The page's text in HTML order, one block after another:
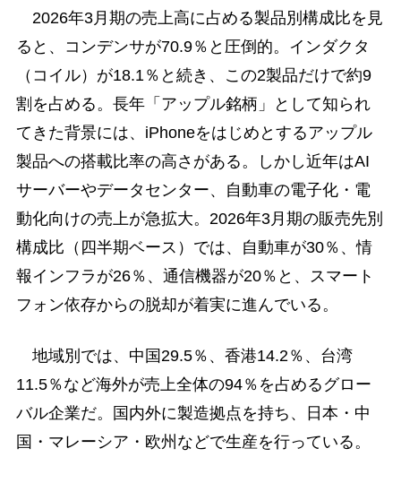
2026年3月期の売上高に占める製品別構成比を見
ると、コンデンサが70.9％と圧倒的。インダクタ
（コイル）が18.1％と続き、この2製品だけで約9
割を占める。長年「アップル銘柄」として知られ
てきた背景には、iPhoneをはじめとするアップル
製品への搭載比率の高さがある。しかし近年はAI
サーバーやデータセンター、自動車の電子化・電
動化向けの売上が急拡大。2026年3月期の販売先別
構成比（四半期ベース）では、自動車が30％、情
報インフラが26％、通信機器が20％と、スマート
フォン依存からの脱却が着実に進んでいる。
地域別では、中国29.5％、香港14.2％、台湾
11.5％など海外が売上全体の94％を占めるグロー
バル企業だ。国内外に製造拠点を持ち、日本・中
国・マレーシア・欧州などで生産を行っている。